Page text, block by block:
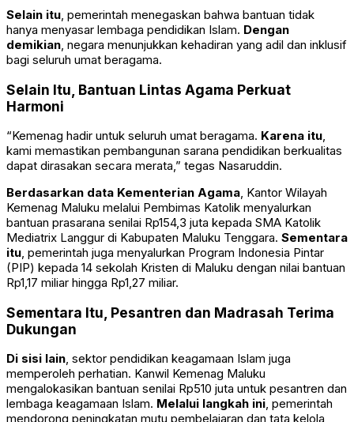
Selain itu, pemerintah menegaskan bahwa bantuan tidak
hanya menyasar lembaga pendidikan Islam. Dengan
demikian, negara menunjukkan kehadiran yang adil dan inklusif
bagi seluruh umat beragama.
Selain Itu, Bantuan Lintas Agama Perkuat
Harmoni
“Kemenag hadir untuk seluruh umat beragama. Karena itu,
kami memastikan pembangunan sarana pendidikan berkualitas
dapat dirasakan secara merata,” tegas Nasaruddin.
Berdasarkan data Kementerian Agama, Kantor Wilayah
Kemenag Maluku melalui Pembimas Katolik menyalurkan
bantuan prasarana senilai Rp154,3 juta kepada SMA Katolik
Mediatrix Langgur di Kabupaten Maluku Tenggara. Sementara
itu, pemerintah juga menyalurkan Program Indonesia Pintar
(PIP) kepada 14 sekolah Kristen di Maluku dengan nilai bantuan
Rp1,17 miliar hingga Rp1,27 miliar.
Sementara Itu, Pesantren dan Madrasah Terima
Dukungan
Di sisi lain, sektor pendidikan keagamaan Islam juga
memperoleh perhatian. Kanwil Kemenag Maluku
mengalokasikan bantuan senilai Rp510 juta untuk pesantren dan
lembaga keagamaan Islam. Melalui langkah ini, pemerintah
mendorong peningkatan mutu pembelajaran dan tata kelola